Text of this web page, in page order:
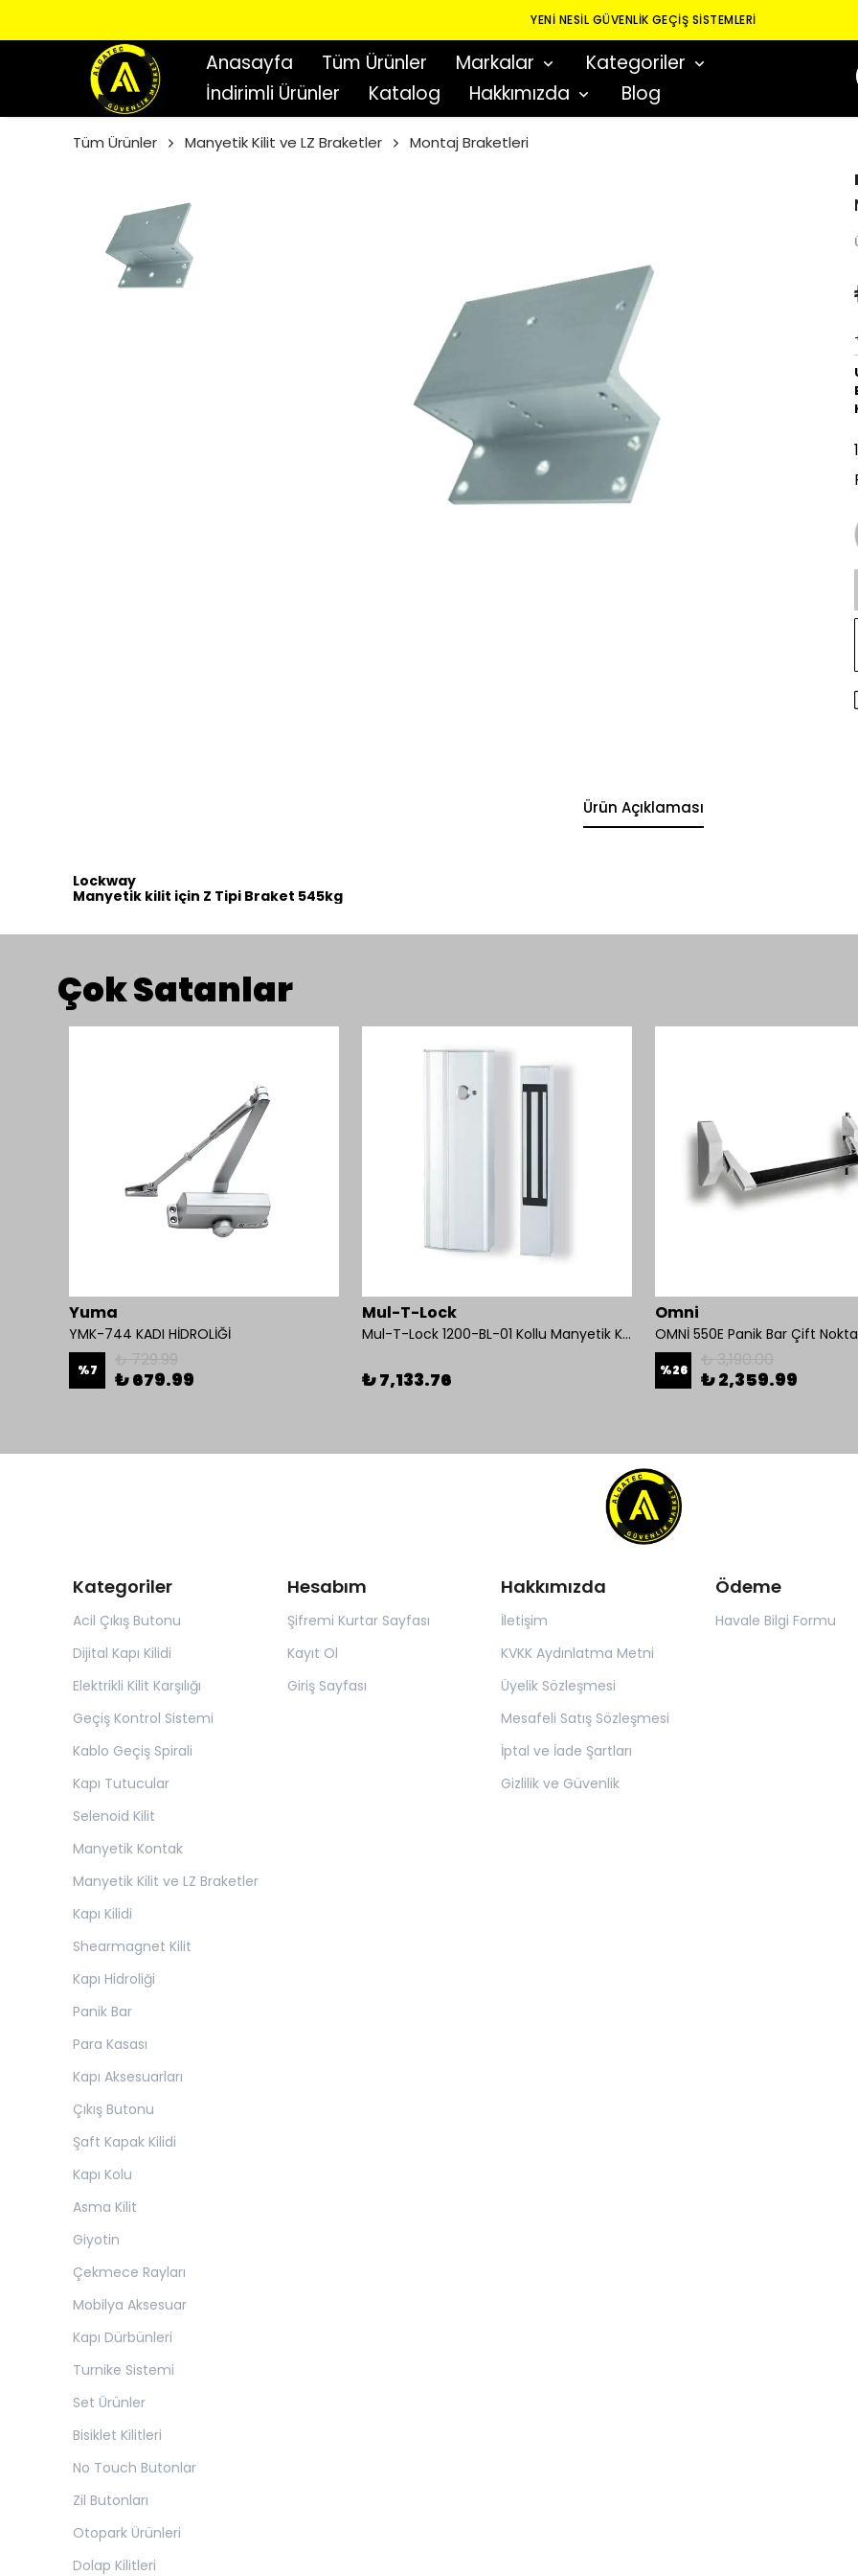
YENI NESIL GÜVENLIK GEÇIŞ SISTEMLERI
Anasayfa Tüm Ürünler Markalar
Kategoriler
İndirimli Ürünler
Katalog Hakkımızda Blog
Tüm Ürünler Manyetik Kilit ve LZ Braketler Montaj Braketleri
Ürün Açıklaması
Lockway
Manyetik kilit için Z Tipi Braket 545kg
Çok Satanlar
Yuma
YMK-744 KADI HİDROLİĞİ
%7 ₺ 679.99
Mul-T-Lock
Mul-T-Lock 1200-BL-01 Kollu Manyetik Kilit 272 kg 600 Lbs
₺ 7,133.76
Omni
%26 ₺ 2,359.99
Kategoriler
Acil Çıkış Butonu
Dijital Kapı Kilidi
Elektrikli Kilit Karşılığı
Geçiş Kontrol Sistemi
Kablo Geçiş Spirali
Kapı Tutucular
Selenoid Kilit
Manyetik Kontak
Manyetik Kilit ve LZ Braketler
Kapı Kilidi
Shearmagnet Kilit
Kapı Hidroliği
Panik Bar
Para Kasası
Kapı Aksesuarları
Çıkış Butonu
Şaft Kapak Kilidi
Kapı Kolu
Asma Kilit
Giyotin
Çekmece Rayları
Mobilya Aksesuar
Kapı Dürbünleri
Turnike Sistemi
Set Ürünler
Bisiklet Kilitleri
No Touch Butonlar
Zil Butonları
Otopark Ürünleri
Dolap Kilitleri
Hesabım
Şifremi Kurtar Sayfası
Kayıt Ol
Giriş Sayfası
Hakkımızda
İletişim
KVKK Aydınlatma Metni
Üyelik Sözleşmesi
Mesafeli Satış Sözleşmesi
İptal ve İade Şartları
Gizlilik ve Güvenlik
Ödeme
Havale Bilgi Formu